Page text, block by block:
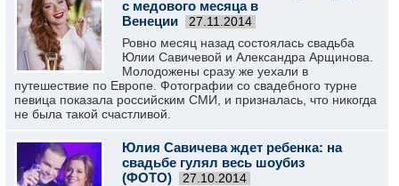
с медового месяца в
Венеции
27.11.2014
Ровно месяц назад состоялась свадьба
Юлии Савичевой и Александра Арщинова.
Молодожены сразу же уехали в
путешествие по Европе. Фотографии со свадебного турне
певица показала российским СМИ, и призналась, что никогда
не была такой счастливой.
Юлия Савичева ждет ребенка: на
свадьбе гулял весь шоубиз
(ФОТО)
27.10.2014